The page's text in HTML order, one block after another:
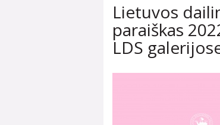
Lietuvos
paraiškas
LDS